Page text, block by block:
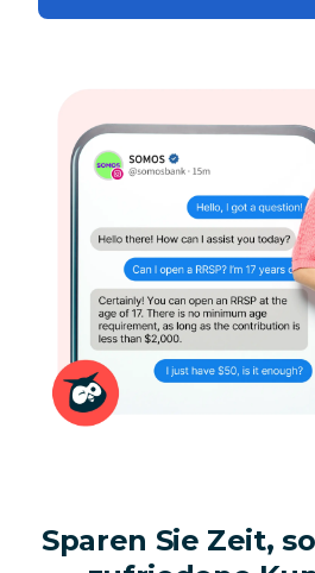
Sparen Sie Zeit,